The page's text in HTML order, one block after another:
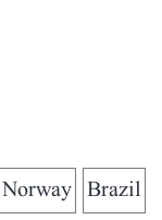
Brazil
Norway